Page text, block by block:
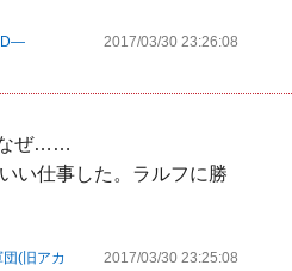
2017/03/30 23:26:08
なぜ……
い仕事した。ラルフに勝
(旧アカ 2017/03/30 23:25:08